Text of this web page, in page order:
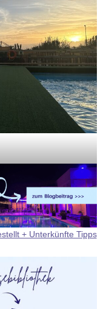
+ Unterkünfte Tipps